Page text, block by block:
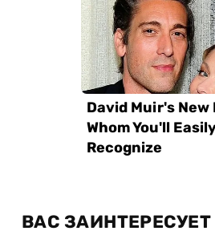
ВАС ЗАИНТЕРЕСУЕТ